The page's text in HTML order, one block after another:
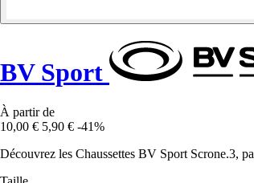
BV Sport
À partir de
10,00 € 5,90 € -41%
Découvrez les Chaussettes BV Sport Scrone.3,